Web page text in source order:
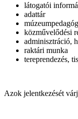
látogatói
adattár
közművelődési
adminisztráció,
raktári munka
tereprendezés,
Azok jelentkezését